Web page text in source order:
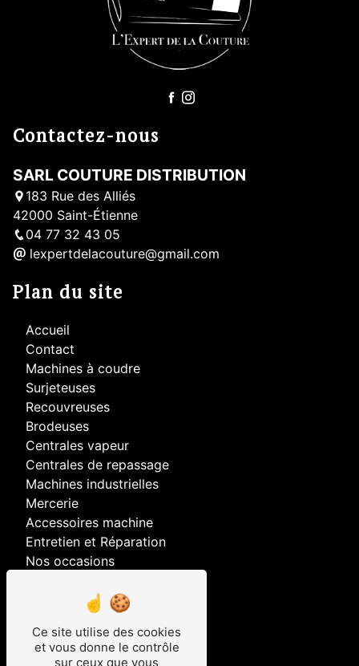
Contactez-nous
SARL COUTURE DISTRIBUTION
183 Rue des Alliés
42000 Saint-Étienne
04 77 32 43 05
lexpertdelacouture@gmail.com
Plan du site
Accueil
Contact
Machines à coudre
Surjeteuses
Recouvreuses
Brodeuses
Centrales vapeur
Centrales de repassage
Machines industrielles
Mercerie
Accessoires machine
Entretien et Réparation
Nos occasions
Nos prestations
brodeuse
recouvreuses
Ce site utilise des cookies
et vous donne le contrôle
sur ceux que vous